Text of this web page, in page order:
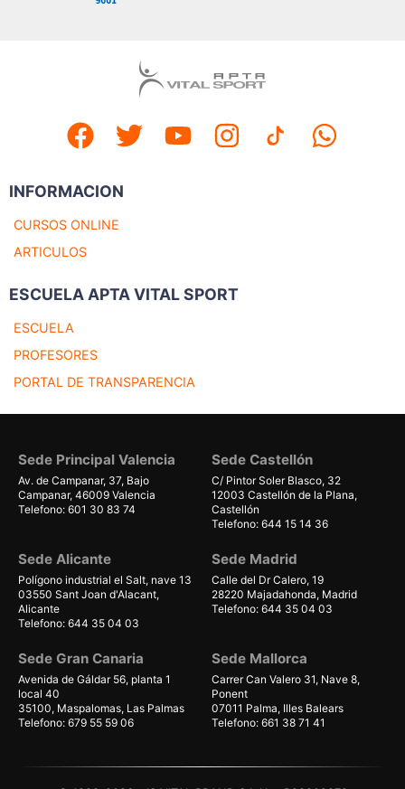
INFORMACION
CURSOS ONLINE
ARTICULOS
ESCUELA APTA VITAL SPORT
ESCUELA
PROFESORES
PORTAL DE TRANSPARENCIA
Sede Principal Valencia
Av. de Campanar, 37, Bajo
Campanar, 46009 Valencia
Telefono: 601 30 83 74
Sede Castellón
C/ Pintor Soler Blasco, 32
12003 Castellón de la Plana,
Castellón
Telefono: 644 15 14 36
Sede Alicante
Polígono industrial el Salt, nave 13
03550 Sant Joan d'Alacant,
Alicante
Telefono: 644 35 04 03
Sede Madrid
Calle del Dr Calero, 19
28220 Majadahonda, Madrid
Telefono: 644 35 04 03
Sede Gran Canaria
Avenida de Gáldar 56, planta 1
local 40
35100, Maspalomas, Las Palmas
Telefono: 679 55 59 06
Sede Mallorca
Carrer Can Valero 31, Nave 8,
Ponent
07011 Palma, Illes Balears
Telefono: 661 38 71 41